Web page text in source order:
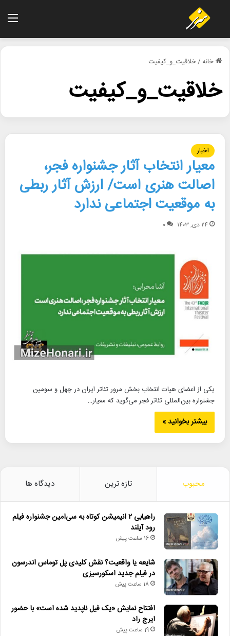
خانه/خلاقیت_و_کیفیت
خلاقیت_و_کیفیت
اخبار
معیار انتخاب آثار جشنواره فجر،
اصالت هنری است/ ارزش آثار ربطی
به موقعیت اجتماعی ندارد
۲۴ دی, ۱۴۰۳ ۰
یکی از اعضای هیات انتخاب بخش مرور تئاتر ایران در چهل و سومین
جشنواره بین‌المللی تئاتر فجر می‌گوید که معیار…
بیشتر بخوانید »
محبوب تازه ترین دیدگاه ها
راهیابی ۲ انیمیشن کوتاه به سی‌امین جشنواره فیلم
رود آیلند
16 ساعت پیش
شایعه یا واقعیت؟ نقش کلیدی پل توماس اندرسون
در فیلم جدید اسکورسیزی
18 ساعت پیش
افتتاح نمایش «یک فیل ناپدید شده است» با حضور
ایرج راد
19 ساعت پیش